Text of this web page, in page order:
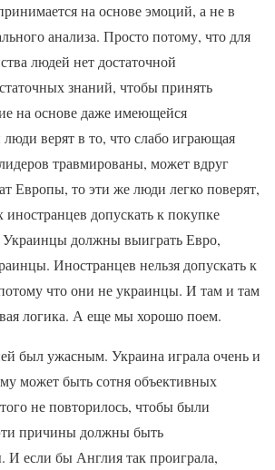
на основе эмоций, а не в
анализа. Просто потому, что для
людей нет достаточной
знаний, чтобы принять
на основе даже имеющейся
верят в то, что слабо играющая
травмированы, может вдруг
Европы, то эти же люди легко поверят,
иностранцев допускать к покупке
Украинцы должны выиграть Евро,
Иностранцев нельзя допускать к
что они не украинцы. И там и там
логика. А еще мы хорошо поем.
был ужасным. Украина играла очень и
может быть сотня объективных
не повторилось, чтобы были
причины должны быть
И если бы Англия так проиграла,